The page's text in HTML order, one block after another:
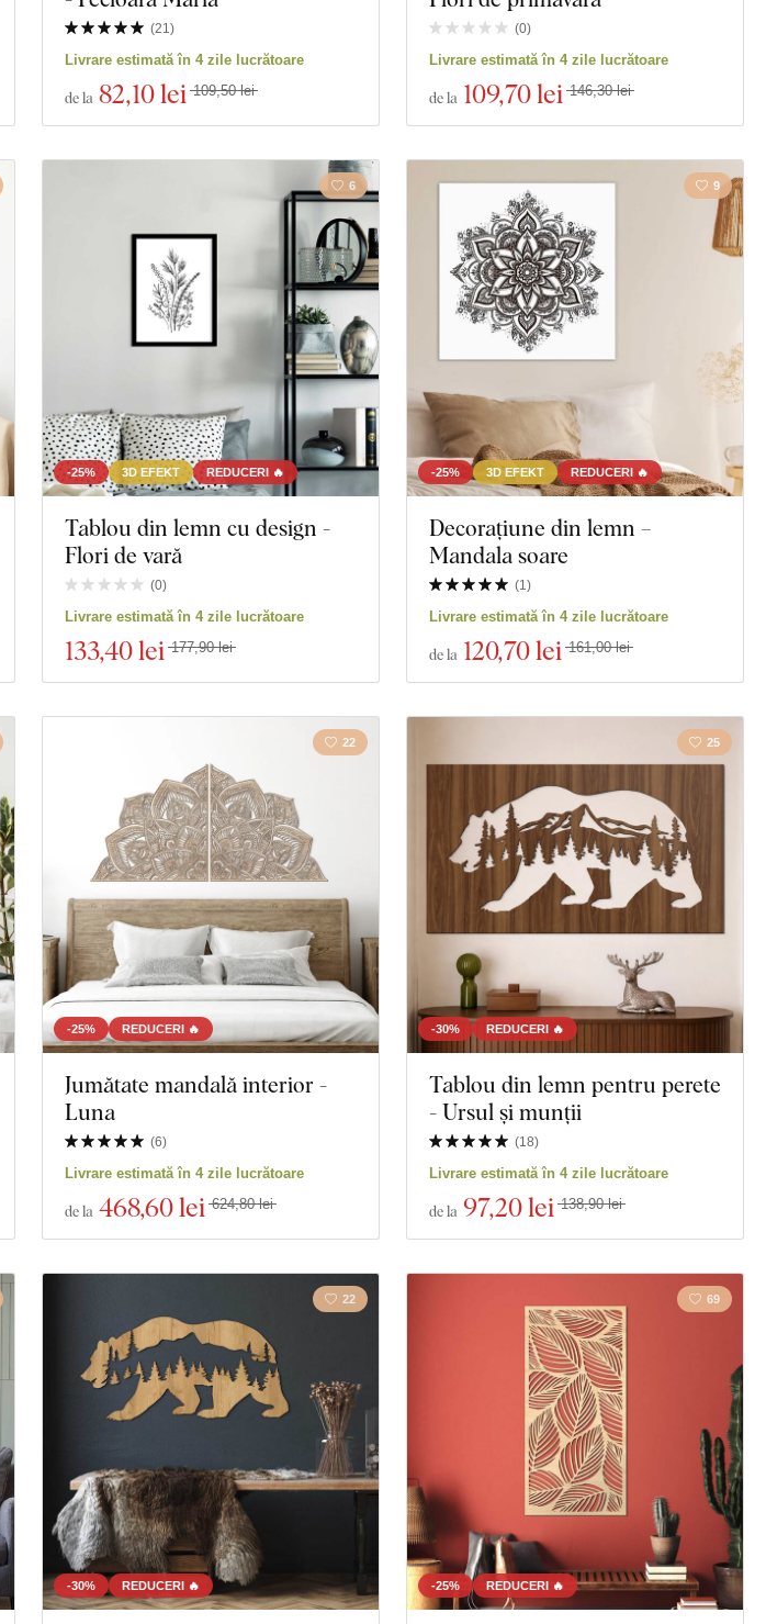
și băuturi (21)
Livrare estimată în 4 zile lucrătoare
de la 82,10 lei 109,50 lei
(0)
Livrare estimată în 4 zile lucrătoare
de la 109,70 lei 146,30 lei
-25% 3D EFEKT REDUCERI 🔥
6
Tablou din lemn cu design -
Flori de vară
(0)
Livrare estimată în 4 zile lucrătoare
133,40 lei 177,90 lei
-25% 3D EFEKT REDUCERI 🔥
9
Decorațiune din lemn –
Mandala soare
(1)
Livrare estimată în 4 zile lucrătoare
de la 120,70 lei 161,00 lei
-25% REDUCERI 🔥
22
Jumătate mandală interior -
Luna
(6)
Livrare estimată în 4 zile lucrătoare
de la 468,60 lei 624,80 lei
-30% REDUCERI 🔥
25
Tablou din lemn pentru perete
- Ursul și munții
(18)
Livrare estimată în 4 zile lucrătoare
de la 97,20 lei 138,90 lei
-30% REDUCERI 🔥
22
-25% REDUCERI 🔥
69